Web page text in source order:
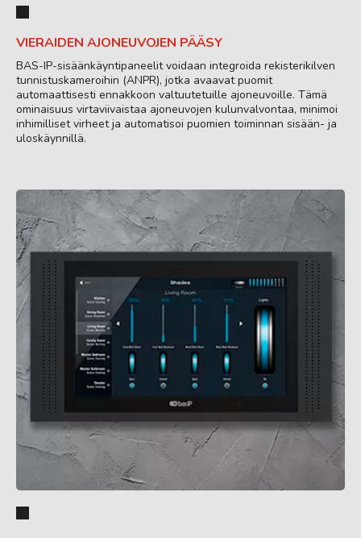
VIERAIDEN AJONEUVOJEN PÄÄSY
BAS-IP-sisäänkäyntipaneelit voidaan integroida rekisterikilven
tunnistuskameroihin (ANPR), jotka avaavat puomit
automaattisesti ennakkoon valtuutetuille ajoneuvoille. Tämä
ominaisuus virtaviivaistaa ajoneuvojen kulunvalvontaa, minimoi
inhimilliset virheet ja automatisoi puomien toiminnan sisään- ja
uloskäynnillä.